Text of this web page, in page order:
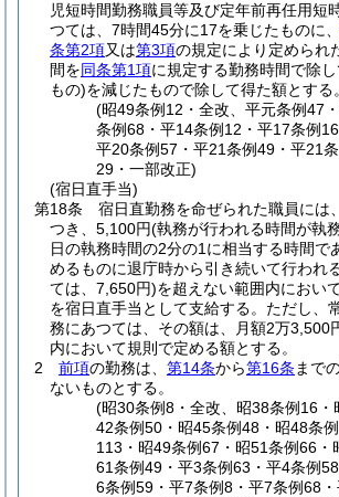
児短時間勤務職員等及び定年前再任用短
つては、7時間45分に17を乗じたものに、
条第2項又は第3項の規定により定められ
間を同条第1項に規定する勤務時間で除
もの)を減じたもので除して得た額とする。
(昭49条例12・全改、平元条例47
条例68・平14条例12・平17条例
平20条例57・平21条例49・平21
29・一部改正)
(宿日直手当)
第18条
宿日直勤務を命ぜられた職員には
つき、5,100円(執務が行われる時間が執
日の執務時間の2分の1に相当する時間で
めるものに退庁時から引き続いて行われ
ては、7,650円)を超えない範囲内におい
を宿日直手当として支給する。 ただし、
務にあつては、その額は、月額2万3,500
内において規則で定める額とする。
2
前項の勤務は、 第14条から第16条 まで
ないものとする。
(昭30条例8・全改、昭38条例16・
42条例50・昭45条例48・昭48条
113・昭49条例67・昭51条例66・
61条例49・平3条例63・平4条例
6条例59・平7条例8・平7条例68